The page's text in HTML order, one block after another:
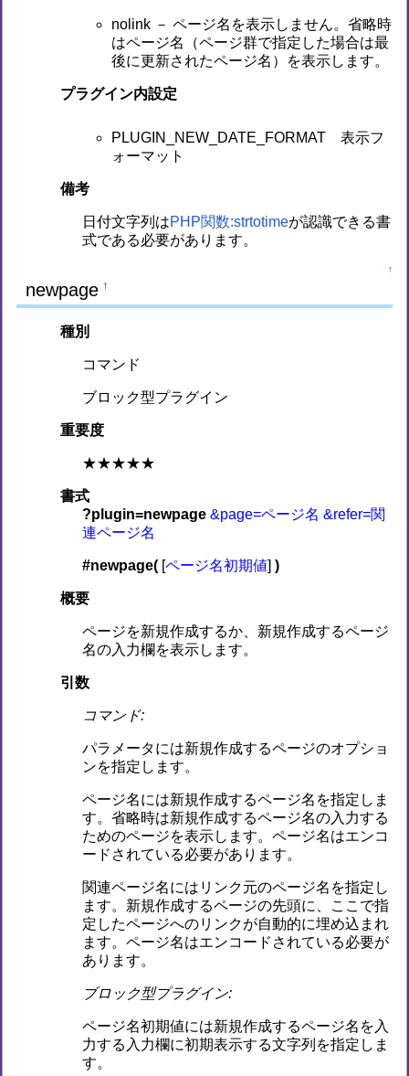
nolink － ページ名を表示しません。省略時
はページ名（ページ群で指定した場合は最
後に更新されたページ名）を表示します。
プラグイン内設定
PLUGIN_NEW_DATE_FORMAT 表示フ
ォーマット
備考
日付文字列はPHP関数:strtotimeが認識できる書
式である必要があります。
↑
newpage †
種別
コマンド
ブロック型プラグイン
重要度
★★★★★
書式
?plugin=newpage &page=ページ名 &refer=関
連ページ名
#newpage( [ページ名初期値])
概要
ページを新規作成するか、新規作成するページ
名の入力欄を表示します。
引数
コマンド:
パラメータには新規作成するページのオプショ
ンを指定します。
ページ名には新規作成するページ名を指定しま
す。省略時は新規作成するページ名の入力する
ためのページを表示します。ページ名はエンコ
ードされている必要があります。
関連ページ名にはリンク元のページ名を指定し
ます。新規作成するページの先頭に、ここで指
定したページへのリンクが自動的に埋め込まれ
ます。ページ名はエンコードされている必要が
あります。
ブロック型プラグイン:
ページ名初期値には新規作成するページ名を入
力する入力欄に初期表示する文字列を指定しま
す。